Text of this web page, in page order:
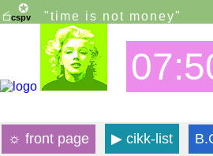
"time is not money"
☼ front page ▶cikk-list